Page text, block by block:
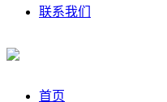
联系我们
首页